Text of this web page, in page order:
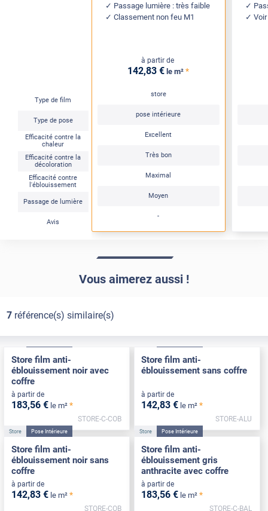
Type de film
Type de pose
Efficacité contre la
chaleur
Efficacité contre la
décoloration
Efficacité contre
l'éblouissement
Passage de lumière
Avis
Passage lumière : très faible
Classement non feu M1
à partir de
142,83 € le m² *
store
pose intérieure
Excellent
Très bon
Maximal
Moyen
-
Vous aimerez aussi !
7référence(s) similaire(s)
Store film anti-
éblouissement noir avec
coffre
à partir de
183,56 € le m² *
STORE-C-COB
Store film anti-
éblouissement sans coffre
à partir de
142,83 € le m² *
STORE-ALU
Store Pose Intérieure
Store film anti-
éblouissement noir sans
coffre
à partir de
142,83 € le m² *
STORE-COB
Store Pose Intérieure
Store film anti-
éblouissement gris
anthracite avec coffre
à partir de
183,56 € le m² *
STORE-C-BAL